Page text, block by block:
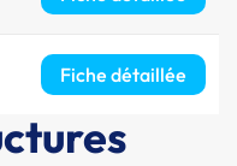
Fiche détaillée